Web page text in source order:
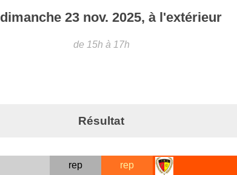
dimanche 23 nov. 2025, à l'extérieur
de 15h à 17h
Résultat
rep rep